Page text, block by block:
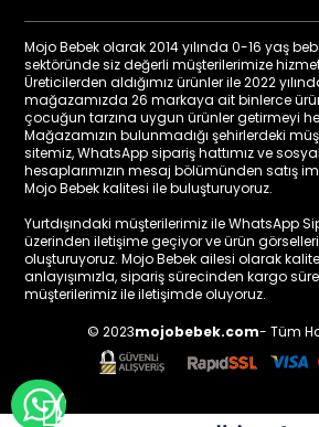
Mojo Bebek olarak 2014 yılında 0-16 yaş
sektöründe siz değerli müşterilerimize
Üreticilerden aldığımız ürünler ile 2022
mağazamızda 26 markaya ait binlerce
çocuğun tarzına uygun ürünler getirmeyi
Mağazamızın bulunmadığı şehirlerdeki
sitemiz, WhatsApp sipariş hattımız ve
hesaplarımızın mesaj bölümünden satış
Mojo Bebek kalitesi ile buluşturuyoruz.
Yurtdışındaki müşterilerimiz ile WhatsApp
üzerinden iletişime geçiyor ve ürün
oluşturuyoruz. Mojo Bebek ailesi olarak
anlayışımızla, sipariş sürecinden kargo
müşterilerimiz ile iletişimde oluyoruz.
© 2023mojobebek.com- Tüm